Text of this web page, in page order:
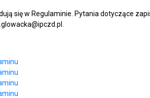
się w Regulaminie. Pytania dotyczące